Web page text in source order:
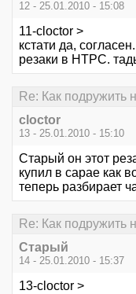
12 - 25.01.2010 - 15:08
11-cloctor >
кстати да,
резаки в НТРС.
Re: Как подружить
cloctor
13 - 25.01.2010 - 15:10
Старый он этот
купил в сарае как
теперь разбирает
Re: Как подружить
Старый
14 - 25.01.2010 - 15:37
13-cloctor >